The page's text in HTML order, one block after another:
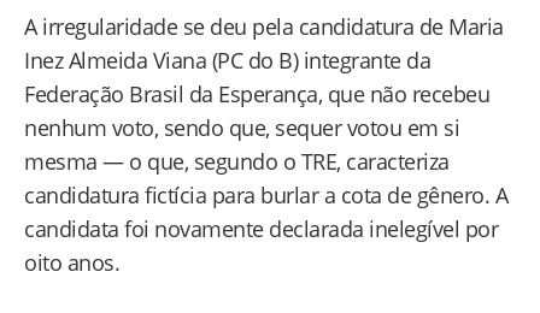
A irregularidade se deu pela candidatura de Maria
Inez Almeida Viana (PC do B) integrante da
Federação Brasil da Esperança, que não recebeu
nenhum voto, sendo que, sequer votou em si
mesma — o que, segundo o TRE, caracteriza
candidatura fictícia para burlar a cota de gênero. A
candidata foi novamente declarada inelegível por
oito anos.